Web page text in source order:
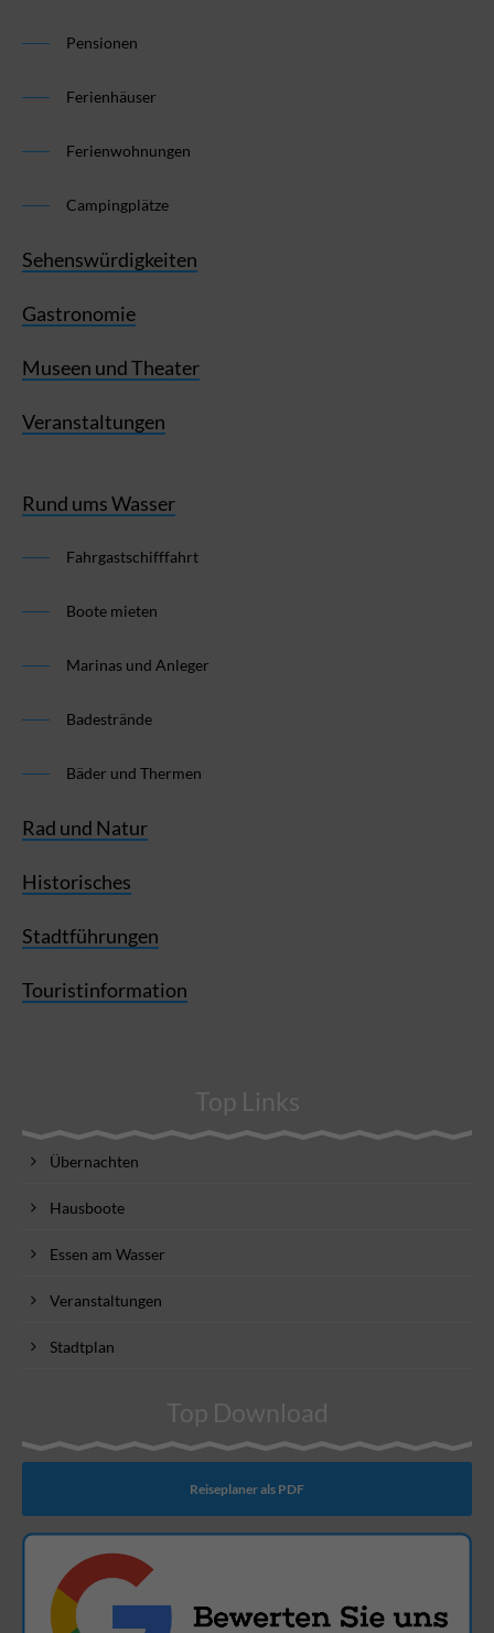
Pensionen
Ferienhäuser
Ferienwohnungen
Campingplätze
Sehenswürdigkeiten
Gastronomie
Museen und Theater
Veranstaltungen
Rund ums Wasser
Fahrgastschifffahrt
Boote mieten
Marinas und Anleger
Badestrände
Bäder und Thermen
Rad und Natur
Historisches
Stadtführungen
Touristinformation
Top Links
Übernachten
Hausboote
Essen am Wasser
Veranstaltungen
Stadtplan
Top Download
Reiseplaner als PDF